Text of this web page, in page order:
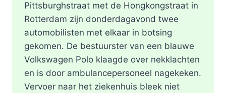
Pittsburghstraat met de Hongkongstraat in
Rotterdam zijn donderdagavond twee
automobilisten met elkaar in botsing
gekomen. De bestuurster van een blauwe
Volkswagen Polo klaagde over nekklachten
en is door ambulancepersoneel nagekeken.
Vervoer naar het ziekenhuis bleek niet